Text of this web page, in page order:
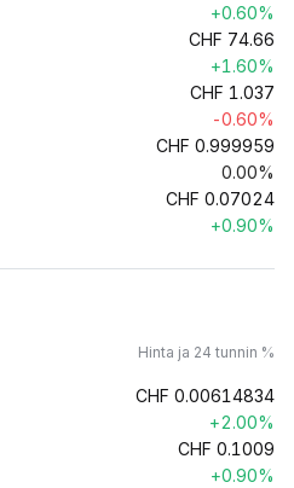
+0.60%
CHF 74.66
+1.60%
CHF 1.037
-0.60%
CHF 0.999959
0.00%
CHF 0.07024
+0.90%
Hinta ja 24 tunnin %
CHF 0.00614834
+2.00%
CHF 0.1009
+0.90%